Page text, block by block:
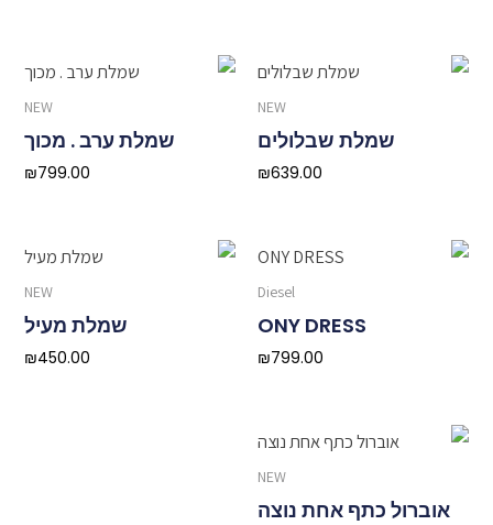
NEW
שמלת שבלולים
₪639.00
NEW
שמלת ערב . מכוך
₪799.00
Diesel
ONY DRESS
₪799.00
NEW
שמלת מעיל
₪450.00
NEW
אוברול כתף אחת נוצה